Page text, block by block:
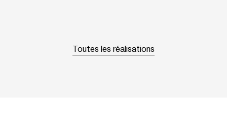
Toutes les réalisations